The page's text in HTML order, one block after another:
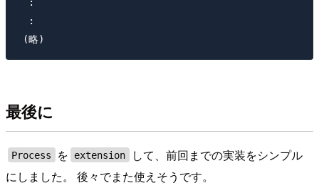
  :
最後に
Process を extension
して、前回までの実装をシンプル
にしました。 後々でまた使えそうです。